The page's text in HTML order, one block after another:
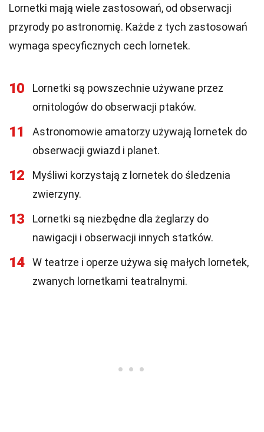
Lornetki mają wiele zastosowań, od obserwacji
przyrody po astronomię. Każde z tych zastosowań
wymaga specyficznych cech lornetek.
10
Lornetki są powszechnie używane przez
ornitologów do obserwacji ptaków.
11
Astronomowie amatorzy używają lornetek do
obserwacji gwiazd i planet.
12
Myśliwi korzystają z lornetek do śledzenia
zwierzyny.
13
Lornetki są niezbędne dla żeglarzy do
nawigacji i obserwacji innych statków.
14
W teatrze i operze używa się małych lornetek,
zwanych lornetkami teatralnymi.